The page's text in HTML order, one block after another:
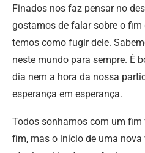
Finados nos faz pensar no
gostamos de falar sobre o
temos como fugir dele.
neste mundo para sempre. É
dia nem a hora da nossa
esperança em esperança.
Todos sonhamos com um
fim, mas o início de uma nova